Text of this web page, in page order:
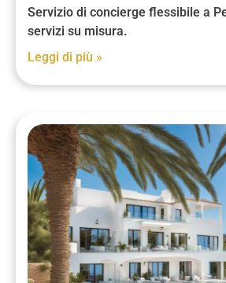
Servizio di concierge flessibile a
servizi su misura.
Leggi di più »